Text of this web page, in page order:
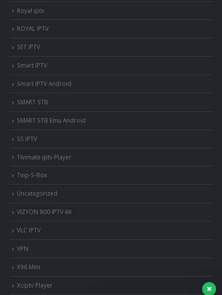
Royal iptv
ROYAL IPTV
SET IPTV
Smart IPTV
Smart IPTV Android
SMART STB
SMART STB Emu Android
SS IPTV
Tivimate iptv Player
Tvip-S-Box
Uncategorized
VIZYON 800 IPTV 4K
VLC IPTV
VPN
X96 Mini
Xciptv Player